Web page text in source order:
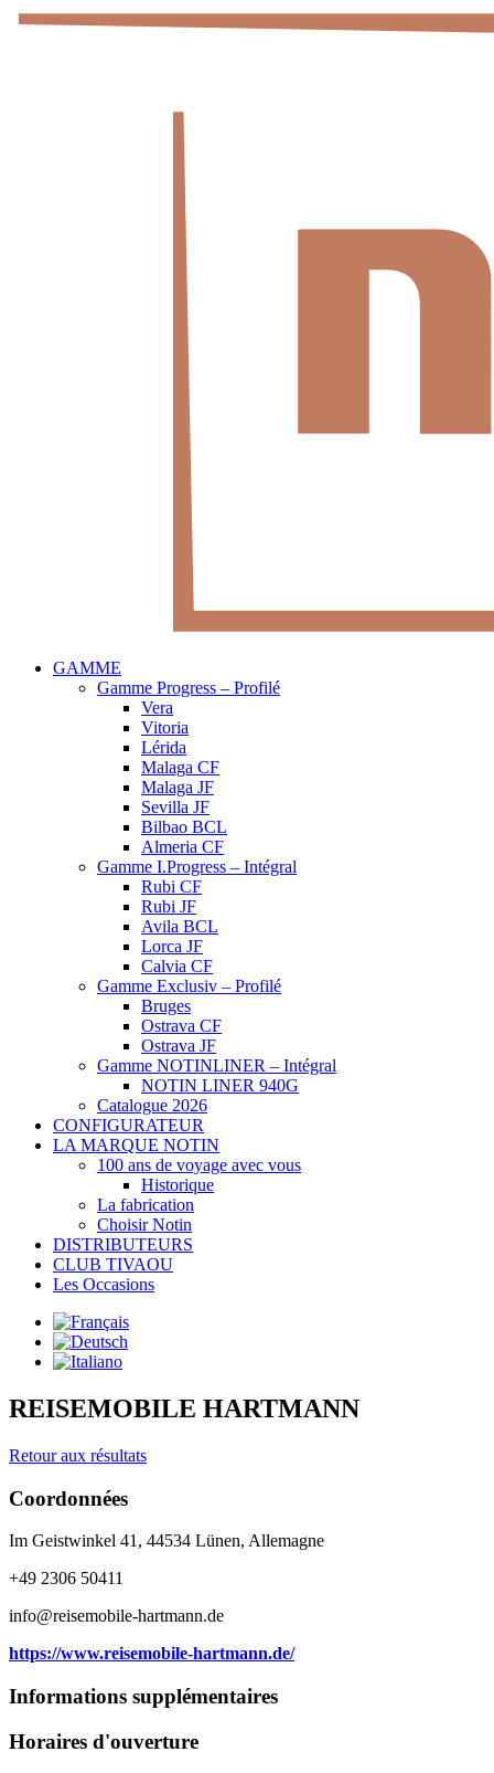
GAMME
Gamme Progress – Profilé
Vera
Vitoria
Lérida
Malaga CF
Malaga JF
Sevilla JF
Bilbao BCL
Almeria CF
Gamme I.Progress – Intégral
Rubi CF
Rubi JF
Avila BCL
Lorca JF
Calvia CF
Gamme Exclusiv – Profilé
Bruges
Ostrava CF
Ostrava JF
Gamme NOTINLINER – Intégral
NOTIN LINER 940G
Catalogue 2026
CONFIGURATEUR
LA MARQUE NOTIN
100 ans de voyage avec vous
Historique
La fabrication
Choisir Notin
DISTRIBUTEURS
CLUB TIVAOU
Les Occasions
REISEMOBILE HARTMANN
Retour aux résultats
Coordonnées
Im Geistwinkel 41, 44534 Lünen, Allemagne
+49 2306 50411
info@reisemobile-hartmann.de
https://www.reisemobile-hartmann.de/
Informations supplémentaires
Horaires d'ouverture